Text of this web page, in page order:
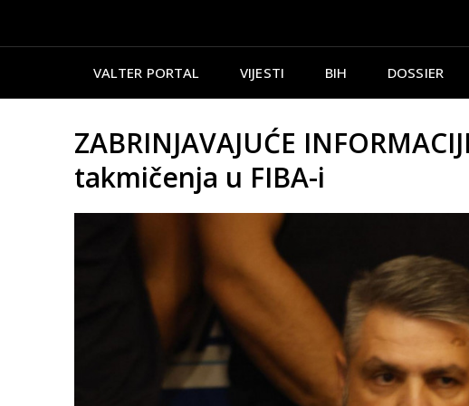
VALTER PORTAL VIJESTI BIH DOSSIER
ZABRINJAVAJUĆE
takmičenja u FIBA-i